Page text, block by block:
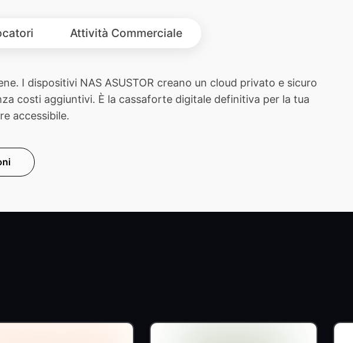
Attività Commerciale
I dispositivi NAS ASUSTOR creano un cloud privato e sicuro
costi aggiuntivi. È la cassaforte digitale definitiva per la tua
accessibile.